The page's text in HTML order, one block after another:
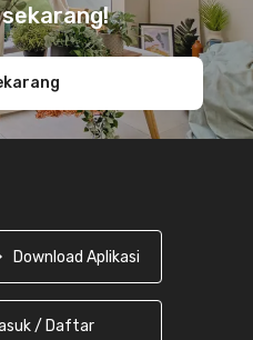
Download Aplikasi
/ Daftar